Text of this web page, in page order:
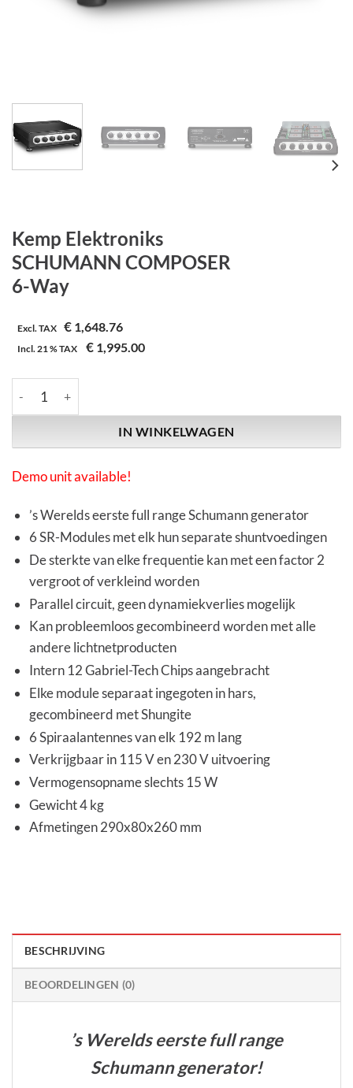
Kemp Elektroniks
SCHUMANN COMPOSER
6-Way
Excl. TAX € 1,648.76
Incl.21 %TAX € 1,995.00
IN WINKELWAGEN
Demo unit available!
’s Werelds eerste full range Schumann generator
6 SR-Modules met elk hun separate shuntvoedingen
De sterkte van elke frequentie kan met een factor 2
vergroot of verkleind worden
Parallel circuit, geen dynamiekverlies mogelijk
Kan probleemloos gecombineerd worden met alle
andere lichtnetproducten
Intern 12 Gabriel-Tech Chips aangebracht
Elke module separaat ingegoten in hars,
gecombineerd met Shungite
6 Spiraalantennes van elk 192 m lang
Verkrijgbaar in 115 V en 230 V uitvoering
Vermogensopname slechts 15 W
Gewicht 4 kg
Afmetingen 290x80x260 mm
BESCHRIJVING
BEOORDELINGEN (0)
’s Werelds eerste full range
Schumann generator!